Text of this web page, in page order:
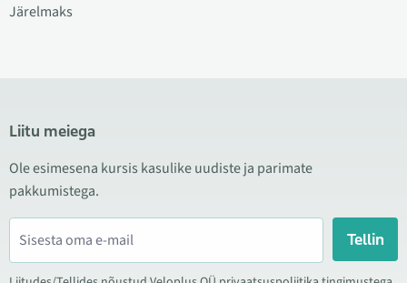
Järelmaks
Liitu meiega
Ole esimesena kursis kasulike uudiste ja parimate
pakkumistega.
Tellin